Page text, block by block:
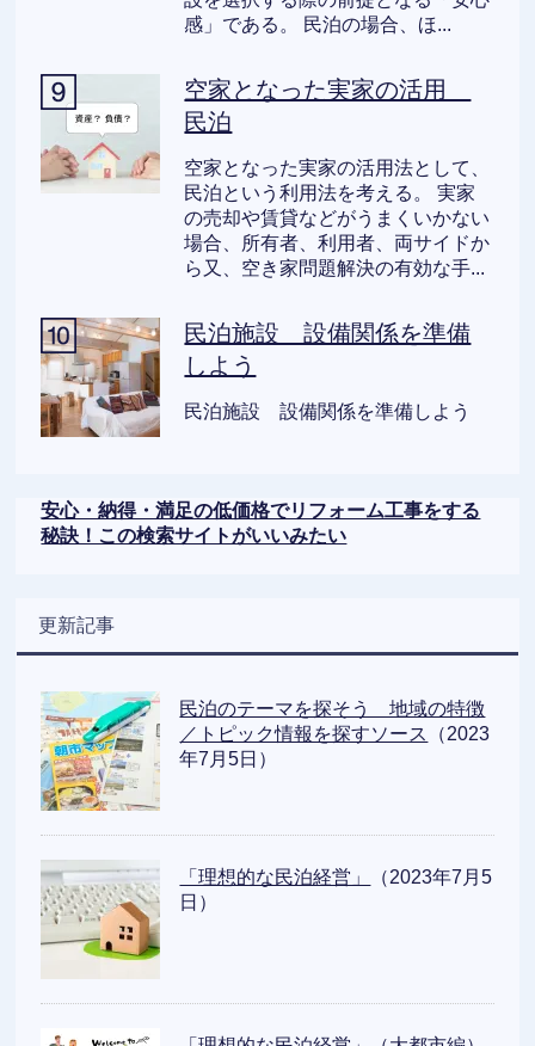
感」である。 民泊の場合、ほ...
空家となった実家の活用
民泊
空家となった実家の活用法として、
民泊という利用法を考える。 実家
の売却や賃貸などがうまくいかない
場合、所有者、利用者、両サイドか
ら又、空き家問題解決の有効な手...
民泊施設 設備関係を準備
しよう
民泊施設 設備関係を準備しよう
安心・納得・満足の低価格でリフォーム工事をする
秘訣！この検索サイトがいいみたい
更新記事
民泊のテーマを探そう 地域の特徴
／トピック情報を探すソース
（2023
年7月5日）
「理想的な民泊経営」
（2023年7月5
日）